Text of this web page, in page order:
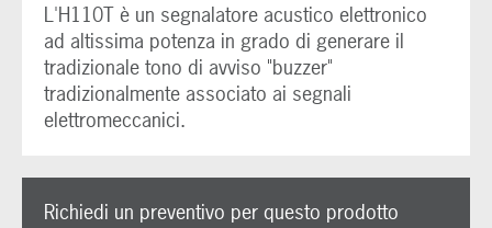
L'H110T è un segnalatore acustico elettronico
ad altissima potenza in grado di generare il
tradizionale tono di avviso "buzzer"
tradizionalmente associato ai segnali
elettromeccanici.
Richiedi un preventivo per questo prodotto